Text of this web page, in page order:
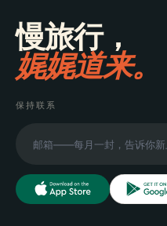
慢旅行，
娓娓道来。
保持联系